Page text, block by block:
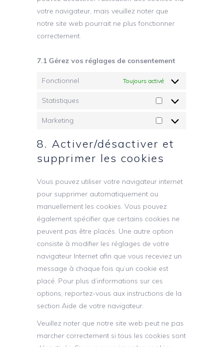
votre navigateur, mais veuillez noter que
notre site web pourrait ne plus fonctionner
correctement.
7.1 Gérez vos réglages de consentement
Fonctionnel Toujours activé
Statistiques
Marketing
8. Activer/désactiver et
supprimer les cookies
Vous pouvez utiliser votre navigateur internet
pour supprimer automatiquement ou
manuellement les cookies. Vous pouvez
également spécifier que certains cookies ne
peuvent pas être placés. Une autre option
consiste à modifier les réglages de votre
navigateur Internet afin que vous receviez un
message à chaque fois qu’un cookie est
placé. Pour plus d’informations sur ces
options, reportez-vous aux instructions de la
section Aide de votre navigateur.
Veuillez noter que notre site web peut ne pas
marcher correctement si tous les cookies sont